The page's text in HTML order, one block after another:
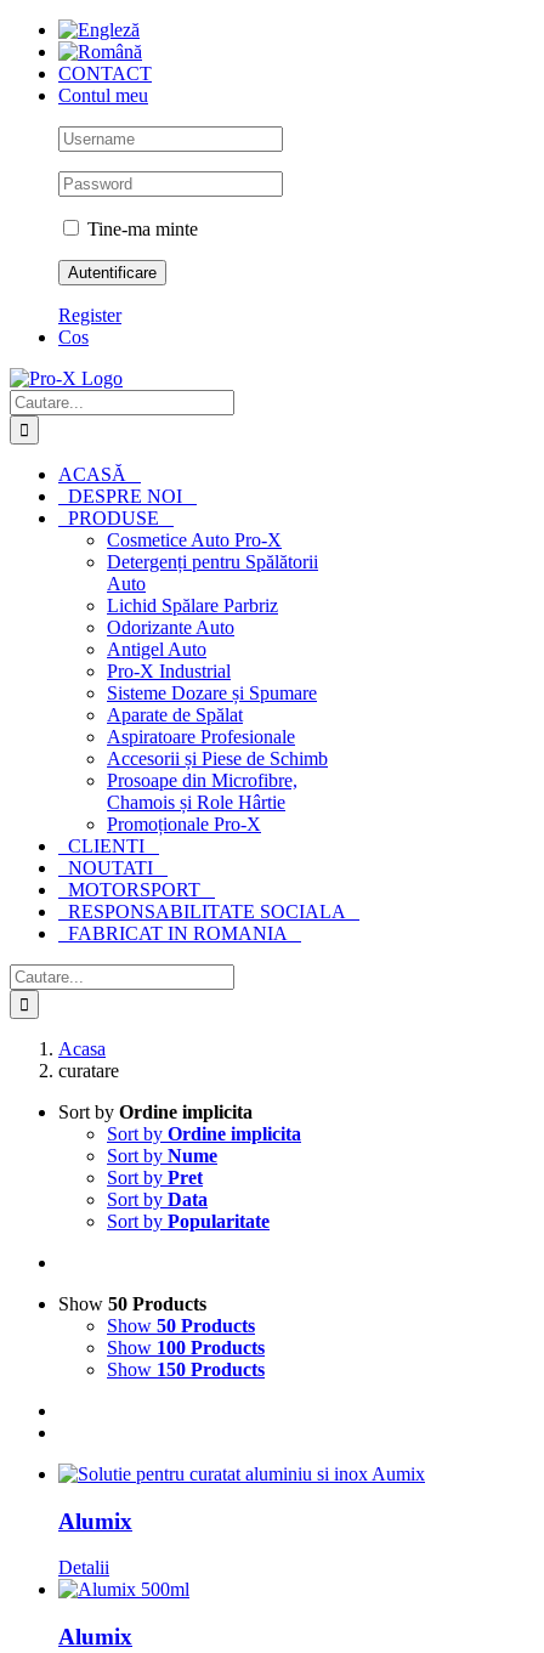
Skip
contentCONTACT
Contul meu
Tine-ma minte
Register
Cos
Cautare...
ACASĂ
DESPRE NOI
PRODUSE
Cosmetice Auto Pro-X
Detergenți pentru Spălătorii
Auto
Lichid Spălare Parbriz
Odorizante Auto
Antigel Auto
Pro-X Industrial
Sisteme Dozare și Spumare
Aparate de Spălat
Aspiratoare Profesionale
Accesorii și Piese de Schimb
Prosoape din Microfibre,
Chamois și Role Hârtie
Promoționale Pro-X
CLIENTI
NOUTATI
MOTORSPORT
RESPONSABILITATE SOCIALA
FABRICAT IN ROMANIA
Cautare...
Acasa
curatare
Sort by Ordine implicita
Sort by Ordine implicita
Sort by Nume
Sort by Pret
Sort by Data
Sort by Popularitate
Show 50 Products
Show 50 Products
Show 100 Products
Show 150 Products
Alumix
Detalii
Alumix